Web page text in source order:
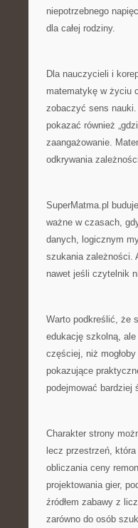
niepotrzebnego
dla całej rodziny.
Dla nauczycieli i
matematykę w życiu
zobaczyć sens
pokazać również
zaangażowanie.
odkrywania
SuperMatma.pl
ważne w czasach,
danych, logicznym
szukania zależności.
nawet jeśli czytelnik
Warto podkreślić, że
edukację szkolną,
częściej, niż
pokazujące
podejmować bardziej
Charakter strony
lecz przestrzeń,
obliczania ceny
projektowania gier,
źródłem zabawy z
zarówno do osób